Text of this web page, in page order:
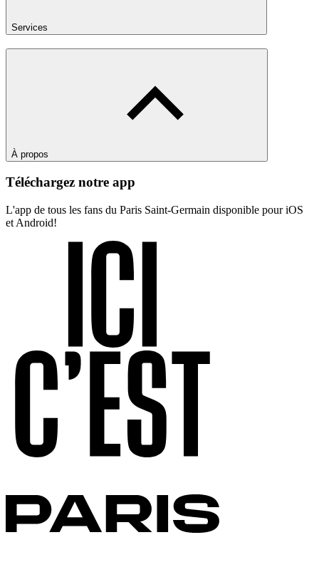
Services
À propos
Téléchargez notre app
L'app de tous les fans du Paris Saint-Germain disponible pour iOS
et Android!